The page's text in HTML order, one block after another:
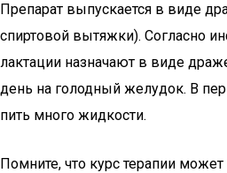
Препарат выпускается в виде
спиртовой вытяжки). Согласно
лактации назначают в виде
день на голодный желудок. В
пить много жидкости.
Помните, что курс терапии